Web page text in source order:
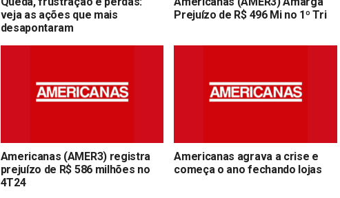
veja as ações que mais
desapontaram
Prejuízo de R$ 496 Mi no 1º Tri
Americanas (AMER3) registra
prejuízo de R$ 586 milhões no
4T24
Americanas agrava a crise e
começa o ano fechando lojas